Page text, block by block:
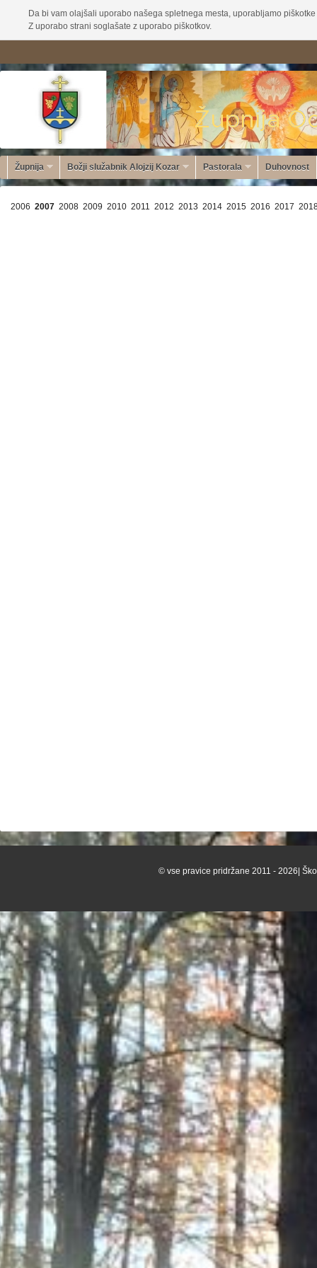
Da bi vam olajšali uporabo našega spletnega mesta, uporabljamo
Z uporabo strani soglašate z uporabo piškotkov.
Župnija Božji služabnik Alojzij Kozar Pastorala Duhovnost
2006 2007 2008 2009 2010 2011 2012 2013 2014 2015 2016 2017
© vse pravice pridržane 2011 - 2026|